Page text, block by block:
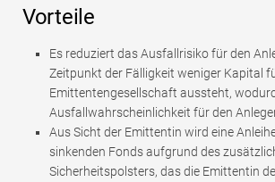
Vorteile
Es reduziert das Ausfallrisiko für den
Zeitpunkt der Fälligkeit weniger Kapital
Emittentengesellschaft aussteht,
Ausfallwahrscheinlichkeit für den
Aus Sicht der Emittentin wird eine
sinkenden Fonds aufgrund des
Sicherheitspolsters, das die Emittentin